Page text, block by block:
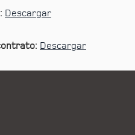
Descargar
Descargar